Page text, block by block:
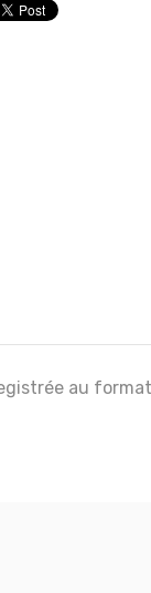
au